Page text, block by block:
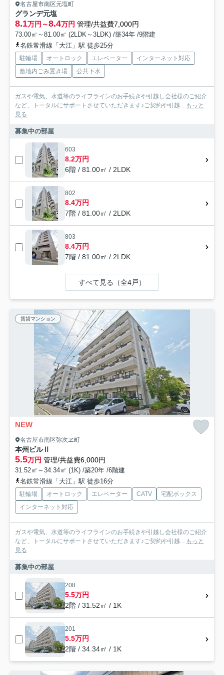
名古屋市南区元塩町
グランデ元塩
8.1万円～8.4万円 管理/共益費7,000円
73.00㎡～81.00㎡ (2LDK～3LDK) /築34年 /9階建
名鉄常滑線「大江」駅 徒歩25分
駐輪場 オートロック エレベーター
インターネット対応
敷地内ごみ置き場
公共下水
ガスや電気、水道等のライフラインのお手続きや引越し会社様のご紹介
など、トータルにサポートさせていただきます♪ご契約や引越... もっと
見る
募集中の部屋
603
8.2万円
6階 / 81.00㎡ / 2LDK
802
8.4万円
7階 / 81.00㎡ / 2LDK
803
8.4万円
7階 / 81.00㎡ / 2LDK
すべて見る（全4戸）
賃貸マンション
NEW
名古屋市南区弥次ヱ町
本州ビルⅡ
5.5万円 管理/共益費6,000円
31.52㎡～34.34㎡ (1K) /築20年 /6階建
名鉄常滑線「大江」駅 徒歩16分
駐輪場 オートロック エレベーター CATV
宅配ボックス
インターネット対応
ガスや電気、水道等のライフラインのお手続きや引越し会社様のご紹介
など、トータルにサポートさせていただきます♪ご契約や引越... もっと
見る
募集中の部屋
208
5.5万円
2階 / 31.52㎡ / 1K
201
5.5万円
2階 / 34.34㎡ / 1K